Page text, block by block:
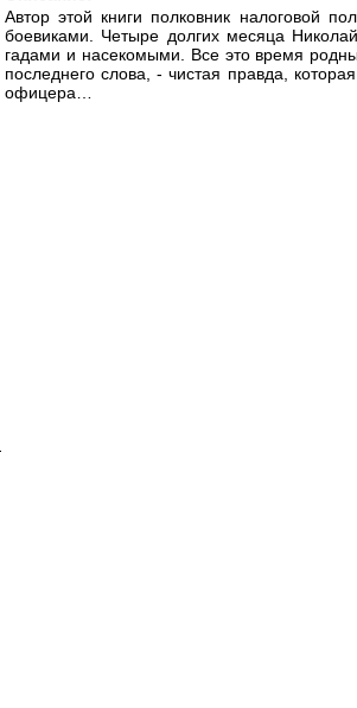
Автор этой книги полковник налоговой
боевиками. Четыре долгих месяца
гадами и насекомыми. Все это время
последнего слова, - чистая правда,
офицера…